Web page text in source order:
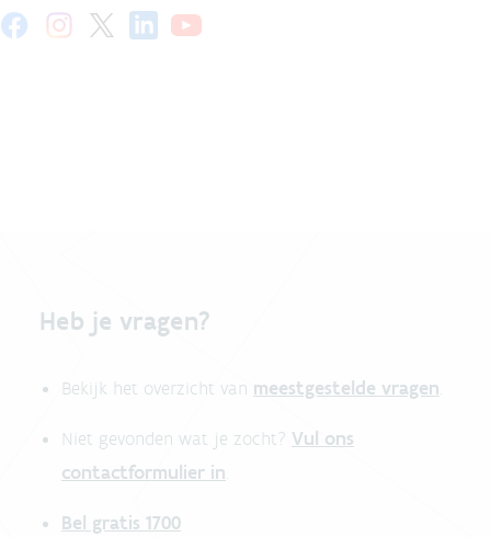
Heb je vragen?
Bekijk het overzicht van meestgestelde vragen.
Niet gevonden wat je zocht? Vul ons
contactformulier in.
Bel gratis 1700